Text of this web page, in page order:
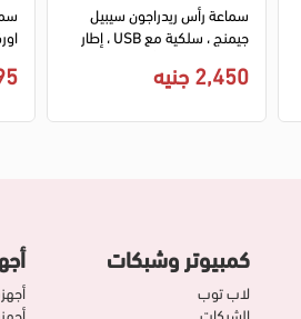
سماعة رأس ريدراجون سيبيل
جيمنج ، سلكية مع USB ، إطار
2,450 جنيه
كمبيوتر وشبكات
لاب توب
الشبكات